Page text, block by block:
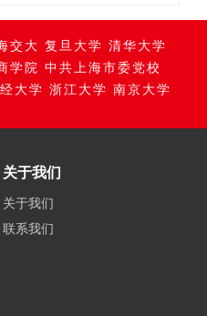
交大 复旦大学 清华大学
学院 中共上海市委党校
大学 浙江大学 南京大学
关于我们
关于我们
联系我们